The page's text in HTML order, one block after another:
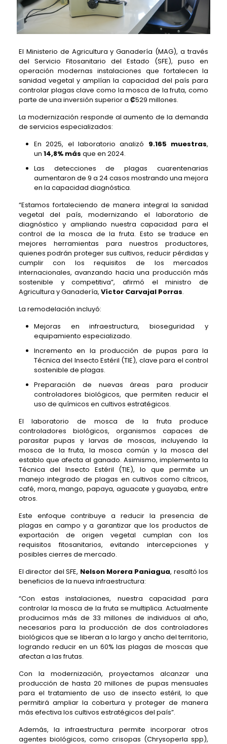
El Ministerio de Agricultura y Ganadería (MAG), a través
del Servicio Fitosanitario del Estado (SFE), puso en
operación modernas instalaciones que fortalecen la
sanidad vegetal y amplían la capacidad del país para
controlar plagas clave como la mosca de la fruta, como
parte de una inversión superior a ₡529 millones.
La modernización responde al aumento de la demanda
de servicios especializados:
En 2025, el laboratorio analizó 9.165 muestras,
un 14,8% más que en 2024.
Las detecciones de plagas cuarentenarias
aumentaron de 9 a 24 casos mostrando una mejora
en la capacidad diagnóstica.
“Estamos fortaleciendo de manera integral la sanidad
vegetal del país, modernizando el laboratorio de
diagnóstico y ampliando nuestra capacidad para el
control de la mosca de la fruta. Esto se traduce en
mejores herramientas para nuestros productores,
quienes podrán proteger sus cultivos, reducir pérdidas y
cumplir con los requisitos de los mercados
internacionales, avanzando hacia una producción más
sostenible y competitiva”, afirmó el ministro de
Agricultura y Ganadería, Víctor Carvajal Porras.
La remodelación incluyó:
Mejoras en infraestructura, bioseguridad y
equipamiento especializado.
Incremento en la producción de pupas para la
Técnica del Insecto Estéril (TIE), clave para el control
sostenible de plagas.
Preparación de nuevas áreas para producir
controladores biológicos, que permiten reducir el
uso de químicos en cultivos estratégicos.
El laboratorio de mosca de la fruta produce
controladores biológicos, organismos capaces de
parasitar pupas y larvas de moscas, incluyendo la
mosca de la fruta, la mosca común y la mosca del
establo que afecta al ganado. Asimismo, implementa la
Técnica del Insecto Estéril (TIE), lo que permite un
manejo integrado de plagas en cultivos como cítricos,
café, mora, mango, papaya, aguacate y guayaba, entre
otros.
Este enfoque contribuye a reducir la presencia de
plagas en campo y a garantizar que los productos de
exportación de origen vegetal cumplan con los
requisitos fitosanitarios, evitando intercepciones y
posibles cierres de mercado.
El director del SFE, Nelson Morera Paniagua, resaltó los
beneficios de la nueva infraestructura:
“Con estas instalaciones, nuestra capacidad para
controlar la mosca de la fruta se multiplica. Actualmente
producimos más de 33 millones de individuos al año,
necesarios para la producción de dos controladores
biológicos que se liberan a lo largo y ancho del territorio,
logrando reducir en un 60% las plagas de moscas que
afectan a las frutas.
Con la modernización, proyectamos alcanzar una
producción de hasta 20 millones de pupas mensuales
para el tratamiento de uso de insecto estéril, lo que
permitirá ampliar la cobertura y proteger de manera
más efectiva los cultivos estratégicos del país”.
Además, la infraestructura permite incorporar otros
agentes biológicos, como crisopas (Chrysoperla spp),